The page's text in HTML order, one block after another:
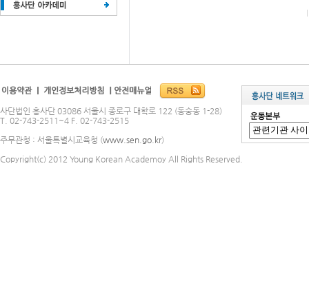
사단법인 흥사단 03086 서울시 종로구 대학로 122 (동숭동 1-28)
T. 02-743-2511~4 F. 02-743-2515
주무관청 : 서울특별시교육청 (www.sen.go.kr)
Copyright(c) 2012 Young Korean Academoy All Rights Reserved.